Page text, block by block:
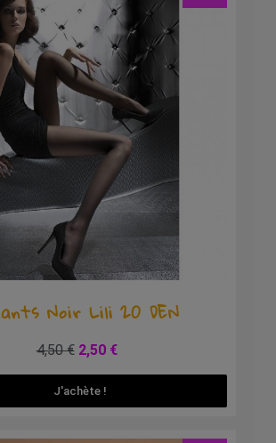
Noir Lili 20 DEN
4,50 € 2,50 €
J'achète !